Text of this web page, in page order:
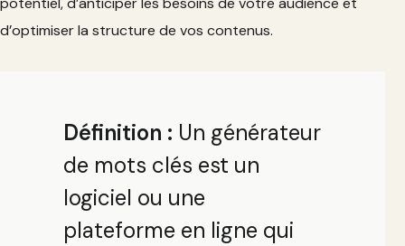
d’optimiser la structure de vos contenus.
Définition : Un générateur
de mots clés est un
logiciel ou une
plateforme en ligne qui